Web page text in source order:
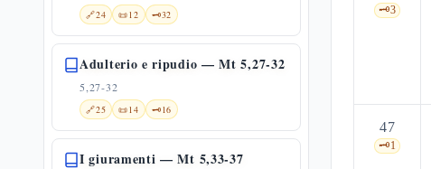
🔗24 📜12 🗝️32
Adulterio e ripudio — Mt 5,27-32
5,27-32
🔗25 📜14 🗝️16
I giuramenti — Mt 5,33-37
🗝️3
47
🗝️1